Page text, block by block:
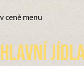
v ceně menu
Hlavní